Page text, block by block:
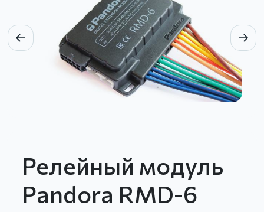
Релейный модуль
Pandora RMD-6